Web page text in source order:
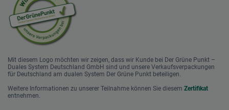
Mit diesem Logo möchten wir zeigen, dass wir Kunde bei Der Grüne Punkt –
Duales System Deutschland GmbH sind und unsere Verkaufsverpackungen
für Deutschland am dualen System Der Grüne Punkt beteiligen.
Weitere Informationen zu unserer Teilnahme können Sie diesem Zertifikat
entnehmen.